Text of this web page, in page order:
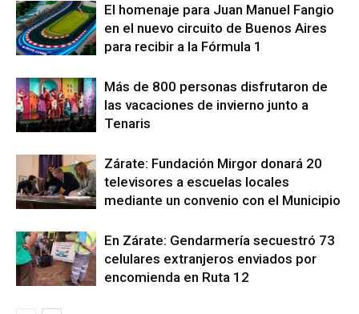
El homenaje para Juan Manuel Fangio
en el nuevo circuito de Buenos Aires
para recibir a la Fórmula 1
Más de 800 personas disfrutaron de
las vacaciones de invierno junto a
Tenaris
Zárate: Fundación Mirgor donará 20
televisores a escuelas locales
mediante un convenio con el Municipio
En Zárate: Gendarmería secuestró 73
celulares extranjeros enviados por
encomienda en Ruta 12